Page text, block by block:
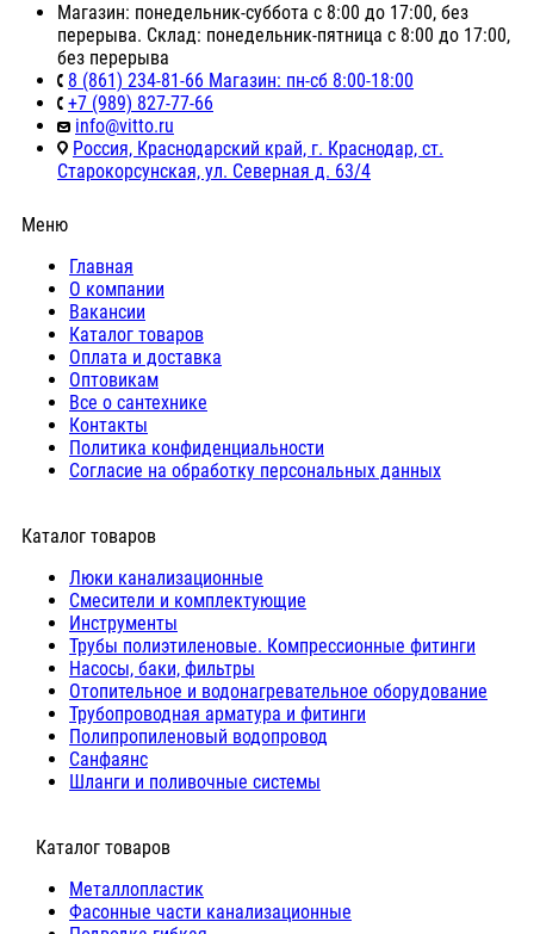
Магазин: понедельник-суббота с 8:00 до 17:00, без
перерыва. Склад: понедельник-пятница с 8:00 до 17:00,
без перерыва
8 (861) 234-81-66 Магазин: пн-сб 8:00-18:00
+7 (989) 827-77-66
info@vitto.ru
Россия, Краснодарский край, г. Краснодар, ст.
Старокорсунская, ул. Северная д. 63/4
Меню
Главная
О компании
Вакансии
Каталог товаров
Оплата и доставка
Оптовикам
Все о сантехнике
Контакты
Политика конфиденциальности
Согласие на обработку персональных данных
Каталог товаров
Люки канализационные
Cмесители и комплектующие
Инструменты
Трубы полиэтиленовые. Компрессионные фитинги
Насосы, баки, фильтры
Отопительное и водонагревательное оборудование
Трубопроводная арматура и фитинги
Полипропиленовый водопровод
Санфаянс
Шланги и поливочные системы
⠀Каталог товаров
Металлопластик
Фасонные части канализационные